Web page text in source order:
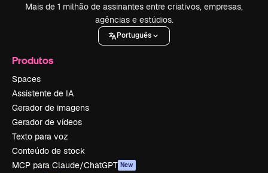
Mais de 1 milhão de assinantes entre criativos, empresas,
agências e estúdios.
Português
Produtos
Spaces
Assistente de IA
Gerador de imagens
Gerador de vídeos
Texto para voz
Conteúdo de stock
MCP para Claude/ChatGPT New